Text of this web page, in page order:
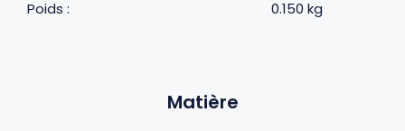
Poids : 0.150 kg
Matière